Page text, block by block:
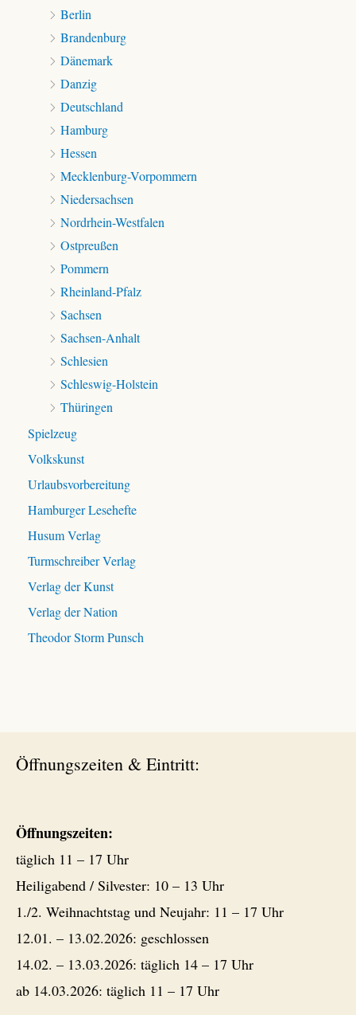
Berlin
Brandenburg
Dänemark
Danzig
Deutschland
Hamburg
Hessen
Mecklenburg-Vorpommern
Niedersachsen
Nordrhein-Westfalen
Ostpreußen
Pommern
Rheinland-Pfalz
Sachsen
Sachsen-Anhalt
Schlesien
Schleswig-Holstein
Thüringen
Spielzeug
Volkskunst
Urlaubsvorbereitung
Hamburger Lesehefte
Husum Verlag
Turmschreiber Verlag
Verlag der Kunst
Verlag der Nation
Theodor Storm Punsch
Öffnungszeiten & Eintritt:
Öffnungszeiten:
täglich 11 – 17 Uhr
Heiligabend / Silvester: 10 – 13 Uhr
1./2. Weihnachtstag und Neujahr: 11 – 17 Uhr
12.01. – 13.02.2026: geschlossen
14.02. – 13.03.2026: täglich 14 – 17 Uhr
ab 14.03.2026: täglich 11 – 17 Uhr